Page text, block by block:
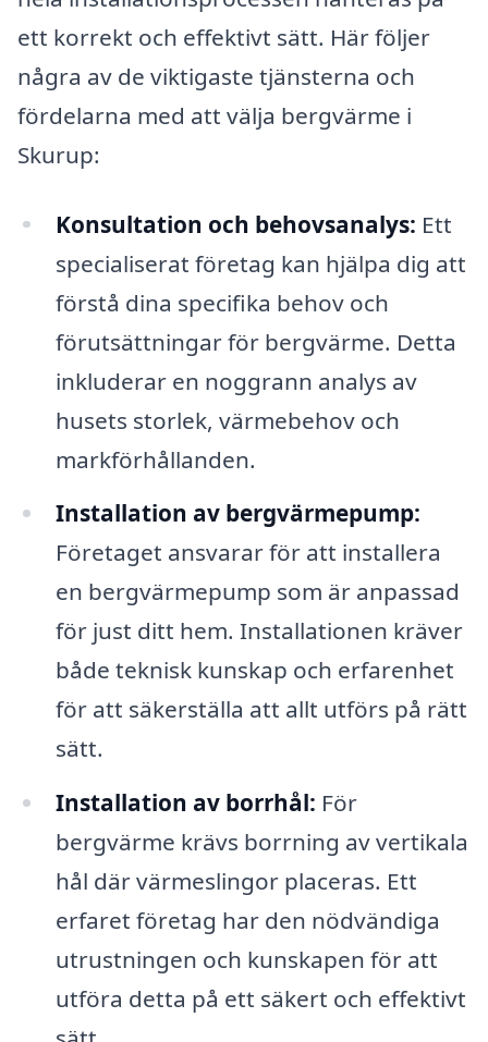
ett korrekt och effektivt sätt. Här följer
några av de viktigaste tjänsterna och
fördelarna med att välja bergvärme i
Skurup:
Konsultation och behovsanalys: Ett
specialiserat företag kan hjälpa dig att
förstå dina specifika behov och
förutsättningar för bergvärme. Detta
inkluderar en noggrann analys av
husets storlek, värmebehov och
markförhållanden.
Installation av bergvärmepump:
Företaget ansvarar för att installera
en bergvärmepump som är anpassad
för just ditt hem. Installationen kräver
både teknisk kunskap och erfarenhet
för att säkerställa att allt utförs på rätt
sätt.
Installation av borrhål: För
bergvärme krävs borrning av vertikala
hål där värmeslingor placeras. Ett
erfaret företag har den nödvändiga
utrustningen och kunskapen för att
utföra detta på ett säkert och effektivt